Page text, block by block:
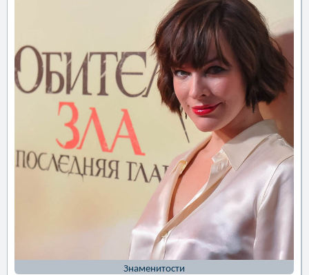
Знаменитости